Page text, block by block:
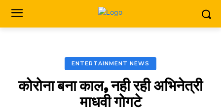
ENTERTAINMENT NEWS
कोरोना बना काल, नही रही अभिनेत्री
माधवी गोगटे